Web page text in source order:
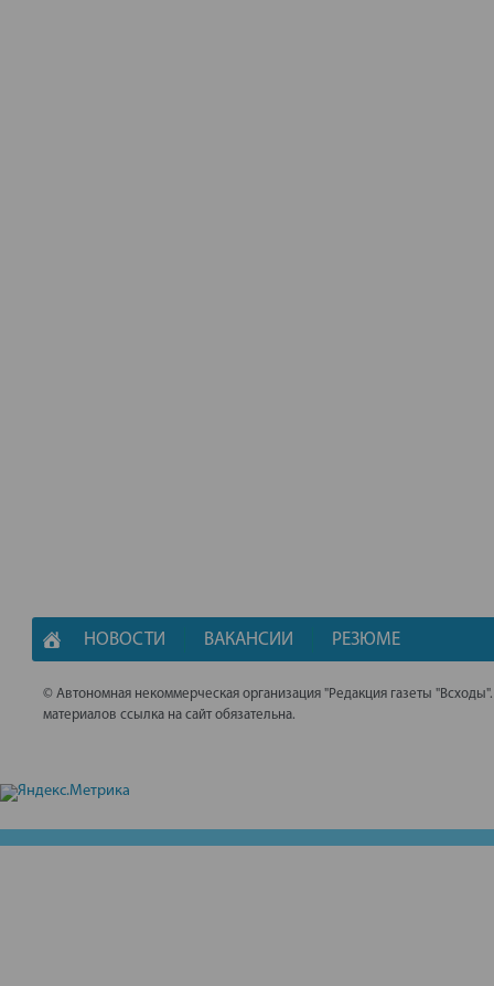
НОВОСТИ ВАКАНСИИ РЕЗЮМЕ
© Автономная некоммерческая организация "Редакция газеты
материалов ссылка на сайт обязательна.